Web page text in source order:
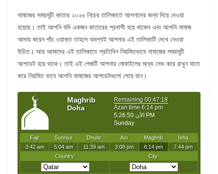
নামাজের সময়সূচী কাতার ২০২৬ নিচের তালিকাতে আপনাদের জন্য দিয়ে দেওয়া
হয়েছে। তাই আপনি যদি একজন কাতারের প্রবাসী হয়ে থাকেন এবং আপনি নামাজ
আদায় করেন পাঁচ ওয়াক্ত তাহলে অবশ্যই আপনার এই তালিকাটি দেখে নেওয়া
উচিত। আর আমাদের এই তালিকাতে প্রতিদিন নিয়মিতভাবে নামাজের সময়সূচী
আপডেট হয়ে থাকে। তাই এই পেজটি আপনার মোবাইলের মধ্যে সেভ করে রাখুন যাতে
করে নিয়মিত ভাবে আপনি নামাজের আপডেটগুলো পেয়ে যান।